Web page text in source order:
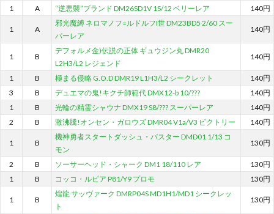
1
A “逆悪襲”ブランド DM26SD1V 1S/12 ベリーレア 140円
1 A
邪光魔縛 ネロマノフ=ルドルフI世 DM23BD5 2/60 スー
パーレア
140円
1 B
デフォルメ金)伝説の正体 ギュウジン丸 DMR20
L2H3/L2 レジェンド
140円
1 B 極まる侵略 G.O.D DMR19 L1H3/L2 シークレット
140円
3
B デュエマの鬼!キクチ師範代 DMX12-b 10/???
140円
1
B 光輪の精霊シャウナ DMX19 S8/??? スーパーレア
140円
2
B 激沸騰!オンセン・ガロウズ DMR04 V1a/V3 ビクトリー 140円
1 B
機神勇者スタートダッシュ・バスター DMD01 1/13 コ
モン
130円
2 B ソーサーヘッド・シャーク DM1 18/110 レア
130円
1
B コッコ・ルピア P81/Y9 プロモ 130円
1 B
煌龍 サッヴァーク DMRP04S MD1H1/MD1 シークレッ
ト
130円